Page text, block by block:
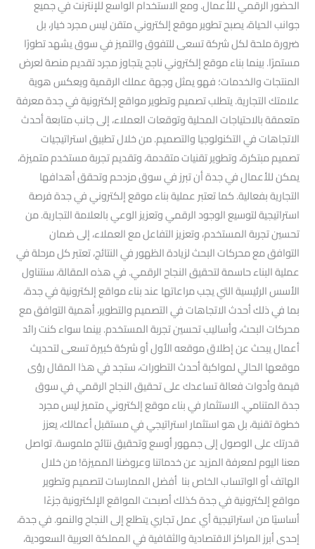
الحضور الرقمي للأعمال. ومع الاستخدام الواسع للإنترنت في جميع
جوانب الحياة، يصبح تطوير موقع إلكتروني متقن ليس مجرد خيار، بل
ضرورة ملحة لكل شركة تسعى للتفوق والتميز في سوق يشهد تطورًا
مستمرًا. بينما بناء موقع إلكتروني ناجح يتجاوز مجرد تقديم منصة لعرض
المنتجات والخدمات؛ فهو يمثل وجهة عملك الرقمية ويعكس هوية
علامتك التجارية. يتطلب تصميم وتطوير مواقع إلكترونية في جدة معرفة
متعمقة بالاحتياجات المحلية وتوقعات العملاء، إلى جانب متابعة أحدث
الاتجاهات في التكنولوجيا والتصميم. من خلال تطبيق استراتيجيات
تصميم مبتكرة، وتطوير تقنيات متقدمة، وتقديم تجربة مستخدم متميزة،
يمكن للأعمال في جدة أن تبرز في سوق مزدحم وتحقق أهدافها
التجارية بفعالية. كما تعتبر عملية بناء موقع إلكتروني في جدة فرصة
استراتيجية لتوسيع الوجود الرقمي وتعزيز الوعي بالعلامة التجارية. من
تحسين تجربة المستخدم، وتعزيز التفاعل مع العملاء، إلى ضمان
التوافق مع محركات البحث لزيادة الظهور في النتائج، تعتبر كل مرحلة في
عملية البناء حاسمة لتحقيق النجاح الرقمي. في هذه المقالة، سنتناول
الأسس الرئيسية التي يجب مراعاتها عند بناء مواقع إلكترونية في جدة،
بما في ذلك أحدث الاتجاهات في التصميم والتطوير، أهمية التوافق مع
محركات البحث، وأساليب تحسين تجربة المستخدم. بينما سواء كنت رائد
أعمال يبحث عن إطلاق موقعه الأول أو شركة كبيرة تسعى لتحديث
موقعها الحالي لمواكبة أحدث التطورات، ستجد في هذا المقال رؤى
قيمة وأدوات فعالة تساعدك على تحقيق النجاح الرقمي في سوق
جدة المتنامي. الاستثمار في بناء موقع إلكتروني متميز ليس مجرد
خطوة تقنية، بل هو استثمار استراتيجي في مستقبل أعمالك، يعزز
قدرتك على الوصول إلى جمهور أوسع وتحقيق نتائج ملموسة. تواصل
معنا اليوم لمعرفة المزيد عن خدماتنا وعروضنا المميزة! من خلال
الهاتف أو الواتساب الخاص بنا أفضل الممارسات لتصميم وتطوير
مواقع إلكترونية في جدة كذلك أصبحت المواقع الإلكترونية جزءًا
أساسيًا من استراتيجية أي عمل تجاري يتطلع إلى النجاح والنمو. في جدة،
إحدى أبرز المراكز الاقتصادية والثقافية في المملكة العربية السعودية،